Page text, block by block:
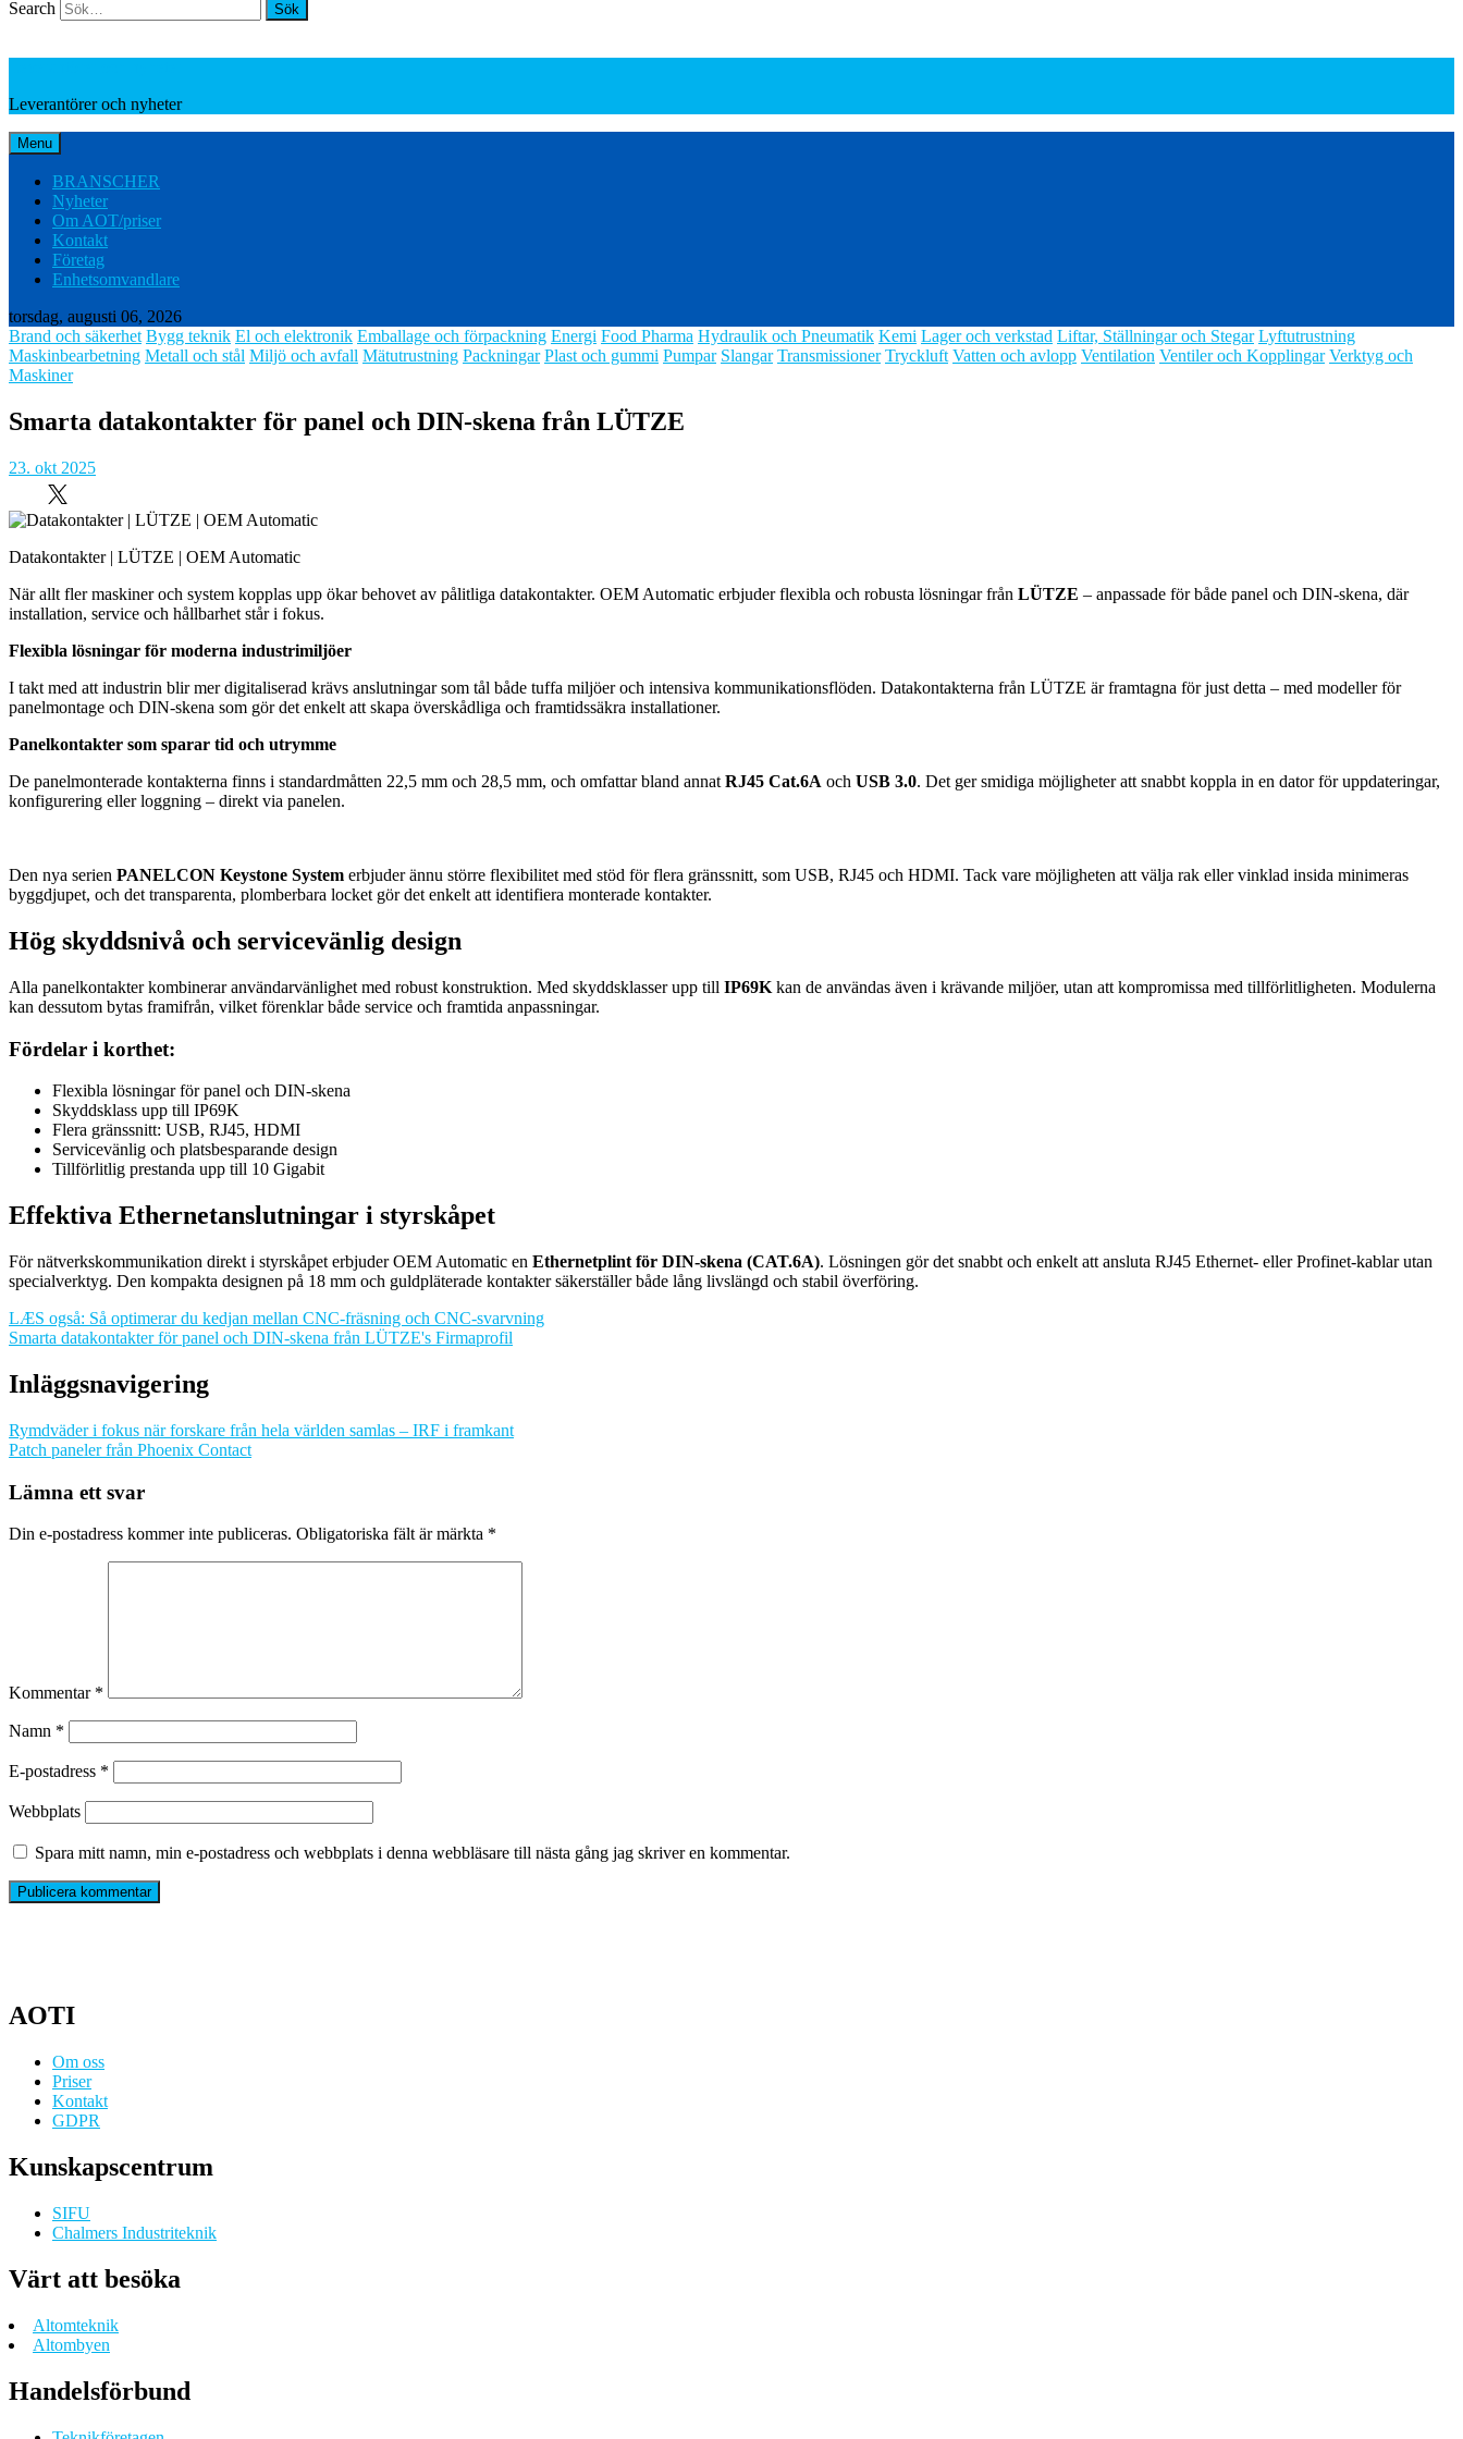
Search
Leverantörer och nyheter
Menu
BRANSCHER
Nyheter
Om AOT/priser
Kontakt
Företag
Enhetsomvandlare
torsdag, augusti 06, 2026
Brand och säkerhet Bygg teknik El och elektronik Emballage och förpackning Energi Food Pharma Hydraulik och Pneumatik Kemi Lager och verkstad Liftar, Ställningar och Stegar Lyftutrustning
Maskinbearbetning Metall och stål Miljö och avfall Mätutrustning Packningar Plast och gummi Pumpar Slangar Transmissioner Tryckluft Vatten och avlopp Ventilation Ventiler och Kopplingar Verktyg och
Maskiner
Smarta datakontakter för panel och DIN-skena från LÜTZE
23. okt 2025
Datakontakter | LÜTZE | OEM Automatic
När allt fler maskiner och system kopplas upp ökar behovet av pålitliga datakontakter. OEM Automatic erbjuder flexibla och robusta lösningar från LÜTZE – anpassade för både panel och DIN-skena, där
installation, service och hållbarhet står i fokus.
Flexibla lösningar för moderna industrimiljöer
I takt med att industrin blir mer digitaliserad krävs anslutningar som tål både tuffa miljöer och intensiva kommunikationsflöden. Datakontakterna från LÜTZE är framtagna för just detta – med modeller för
panelmontage och DIN-skena som gör det enkelt att skapa överskådliga och framtidssäkra installationer.
Panelkontakter som sparar tid och utrymme
De panelmonterade kontakterna finns i standardmåtten 22,5 mm och 28,5 mm, och omfattar bland annat RJ45 Cat.6A och USB 3.0. Det ger smidiga möjligheter att snabbt koppla in en dator för uppdateringar,
konfigurering eller loggning – direkt via panelen.
Den nya serien PANELCON Keystone System erbjuder ännu större flexibilitet med stöd för flera gränssnitt, som USB, RJ45 och HDMI. Tack vare möjligheten att välja rak eller vinklad insida minimeras
byggdjupet, och det transparenta, plomberbara locket gör det enkelt att identifiera monterade kontakter.
Hög skyddsnivå och servicevänlig design
Alla panelkontakter kombinerar användarvänlighet med robust konstruktion. Med skyddsklasser upp till IP69K kan de användas även i krävande miljöer, utan att kompromissa med tillförlitligheten. Modulerna
kan dessutom bytas framifrån, vilket förenklar både service och framtida anpassningar.
Fördelar i korthet:
Flexibla lösningar för panel och DIN-skena
Skyddsklass upp till IP69K
Flera gränssnitt: USB, RJ45, HDMI
Servicevänlig och platsbesparande design
Tillförlitlig prestanda upp till 10 Gigabit
Effektiva Ethernetanslutningar i styrskåpet
För nätverkskommunikation direkt i styrskåpet erbjuder OEM Automatic en Ethernetplint för DIN-skena (CAT.6A). Lösningen gör det snabbt och enkelt att ansluta RJ45 Ethernet- eller Profinet-kablar utan
specialverktyg. Den kompakta designen på 18 mm och guldpläterade kontakter säkerställer både lång livslängd och stabil överföring.
LÆS også: Så optimerar du kedjan mellan CNC-fräsning och CNC-svarvning
Smarta datakontakter för panel och DIN-skena från LÜTZE's Firmaprofil
Inläggsnavigering
Rymdväder i fokus när forskare från hela världen samlas – IRF i framkant
Patch paneler från Phoenix Contact
Lämna ett svar
Din e-postadress kommer inte publiceras. Obligatoriska fält är märkta *
Kommentar *
Namn *
E-postadress *
Webbplats
Spara mitt namn, min e-postadress och webbplats i denna webbläsare till nästa gång jag skriver en kommentar.
AOTI
Om oss
Priser
Kontakt
GDPR
Kunskapscentrum
SIFU
Chalmers Industriteknik
Värt att besöka
Altomteknik
Altombyen
Handelsförbund